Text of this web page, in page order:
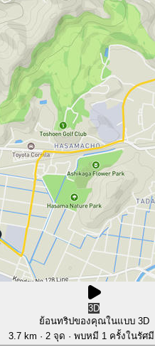
3D
ย้อนทริปของคุณในแบบ 3D
3.7 km · 2 จุด · พบหมี 1 ครั้งในรัศมี